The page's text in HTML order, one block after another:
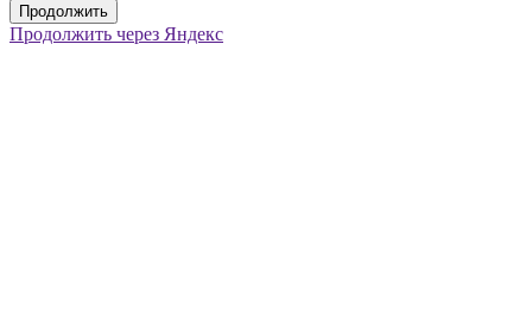
Продолжить
Продолжить через Яндекс